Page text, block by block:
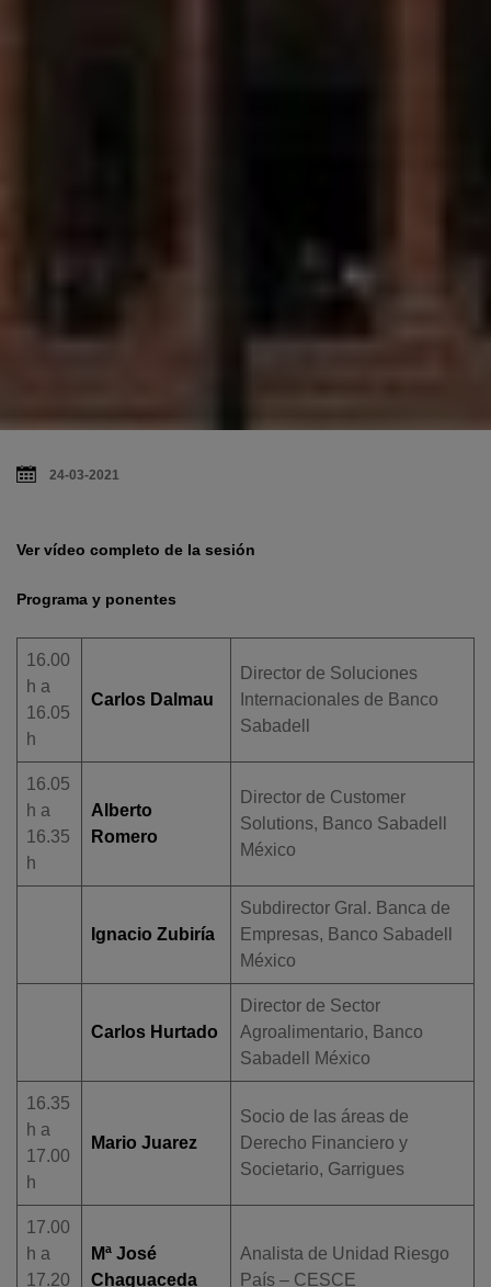
24-03-2021
Ver vídeo completo de la sesión
Programa y ponentes
16.00
h a
16.05
h
Carlos Dalmau
Director de Soluciones
Internacionales de Banco
Sabadell
16.05
h a
16.35
h
Alberto
Romero
Director de Customer
Solutions, Banco Sabadell
México
Ignacio Zubiría
Subdirector Gral. Banca de
Empresas, Banco Sabadell
México
Carlos Hurtado
Director de Sector
Agroalimentario, Banco
Sabadell México
16.35
h a
17.00
h
Mario Juarez
Socio de las áreas de
Derecho Financiero y
Societario, Garrigues
17.00
h a
17.20
Mª José
Chaguaceda
Analista de Unidad Riesgo
País – CESCE